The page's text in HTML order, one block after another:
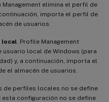
Management elimina el perfil de
importa el perfil de
de usuarios.
local . Profile Management
local de Windows (para
y, a continuación, importa el
el almacén de usuarios.
de perfiles locales no se define
esta configuración no se define